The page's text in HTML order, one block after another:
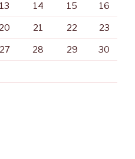
13 14 15 16
20 21 22 23
27 28 29 30